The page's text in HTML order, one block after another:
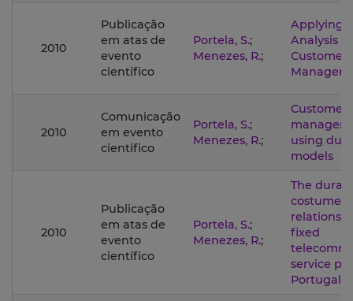
2010
Publicação
em atas de
evento
científico
Portela, S.;
Menezes, R.;
Applying
Analysis
Customer
2010
Comunicação
em evento
científico
Portela, S.;
Menezes, R.;
Customer
using
models
2010
Publicação
em atas de
evento
científico
Portela, S.;
Menezes, R.;
The
costumer
fixed
service
Portugal